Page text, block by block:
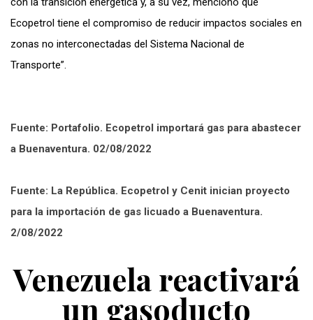
Ecopetrol tiene el compromiso de reducir impactos sociales en
zonas no interconectadas del Sistema Nacional de
Transporte”.
Fuente: Portafolio. Ecopetrol importará gas para abastecer
a Buenaventura. 02/08/2022
Fuente: La República. Ecopetrol y Cenit inician proyecto
para la importación de gas licuado a Buenaventura.
2/08/2022
Venezuela reactivará
un gasoducto